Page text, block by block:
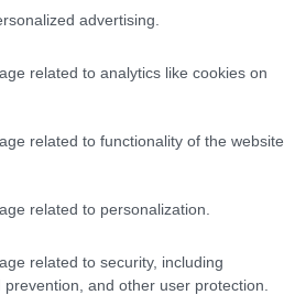
advertising.
related to analytics like cookies on
related to functionality of the website
related to personalization.
related to security, including
and other user protection.
stasera, ma come
l’umanità’”. E
dagli immigrati,
Il
della sicurezza e
e delle